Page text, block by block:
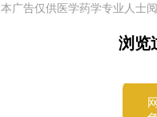
本广告仅供医学药学专业人士
浏览